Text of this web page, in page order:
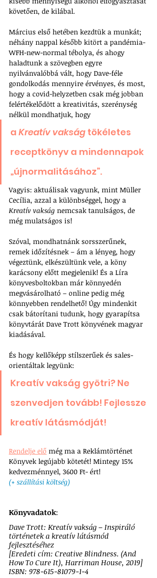
követően, de kilábal.
Március első hetében kezdtük a munkát;
néhány nappal később kitört a pandémia-
WFH-new-normal tébolya, és ahogy
haladtunk a szövegben egyre
nyilvánvalóbbá vált, hogy Dave-féle
gondolkodás mennyire érvényes, és most,
hogy a covid-helyzetben csak még jobban
felértékelődött a kreativitás, szerénység
nélkül mondhatjuk, hogy
a Kreatív vakság tökéletes
receptkönyv a mindennapok
„újnormalitásához”.
Vagyis: aktuálisak vagyunk, mint Müller
Cecília, azzal a különbséggel, hogy a
Kreatív vakság nemcsak tanulságos, de
még mulatságos is!
Szóval, mondhatnánk sorsszerűnek,
remek időzítésnek – ám a lényeg, hogy
végeztünk, elkészültünk vele, a köny
karácsony előtt megjelenik! És a Líra
könyvesboltokban már könnyedén
megvásárolható – online pedig még
könnyebben rendelhető! Úgy mindenkit
csak bátorítani tudunk, hogy gyarapítsa
könyvtárát Dave Trott könyvének magyar
kiadásával.
És hogy kellőképp stílszerűek és sales-
orientáltak legyünk:
Kreatív vakság gyötri? Ne
szenvedjen tovább! Fejlessze
kreatív látásmódját!
Rendelje elő még ma a Reklámtörténet
Könyvek legújabb kötetét! Mintegy 15%
kedvezménnyel, 3600 Ft- ért!
(+ szállítási költség)
Könyvadatok:
Dave Trott: Kreatív vakság – Inspiráló
történetek a kreatív látásmód
fejlesztéséhez
[Eredeti cím: Creative Blindness. (And
How To Cure It), Harriman House, 2019]
ISBN: 978-615-81079-1-4